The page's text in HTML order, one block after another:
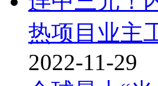
热项目业主
2022-11-29